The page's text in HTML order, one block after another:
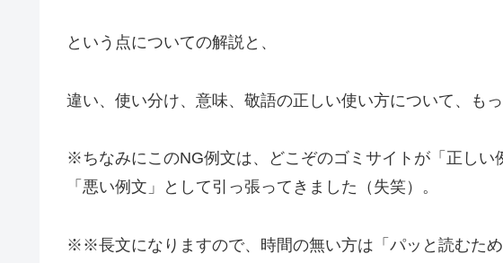
という点についての解説と、
違い、使い分け、意味、敬語の正しい使い方について、も
※ちなみにこのNG例文は、どこぞのゴミサイトが「正しい
「悪い例文」として引っ張ってきました（失笑）。
※※長文になりますので、時間の無い方は「パッと読むため